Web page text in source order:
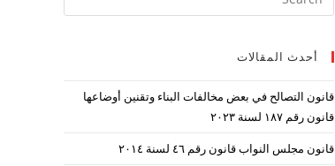
Escape
أحدث المقالات
قانون التصالح في بعض مخالفات البناء وتقنين أوضاعها
قانون رقم ۱۸۷ لسنة ۲۰۲۳
قانون مجلس النواب قانون رقم ٤٦ لسنة ٢٠١٤